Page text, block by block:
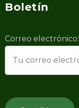
Boletín
Correo electrónico: